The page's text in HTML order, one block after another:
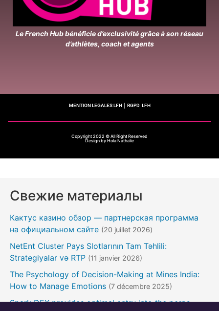
Le French Hub bénéficie d’exclusivité grâce à son réseau
d’athlètes, coach et agents
MENTION LEGALES LFH│ RGPD LFH
Copyright 2022 © All Right Reserved
Design by Hola Nathalie
Свежие материалы
Кактус казино обзор — партнерская программа
на официальном сайте (20 juillet 2026)
NetEnt Cluster Pays Slotlarının Tam Təhlili:
Strategiyalar və RTP (11 janvier 2026)
The Psychology of Decision-Making at Mines India:
How to Manage Emotions (7 décembre 2025)
Spark DEX provides optimal entry into the perps